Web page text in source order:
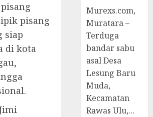
pisang
siap
di kota
Murexs.com,
Muratara –
Terduga
bandar sabu
asal Desa
Lesung Baru
Muda,
Kecamatan
Rawas Ulu,...